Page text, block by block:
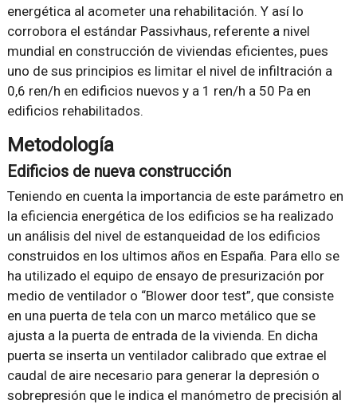
energética al acometer una rehabilitación. Y así lo
corrobora el estándar Passivhaus, referente a nivel
mundial en construcción de viviendas eficientes, pues
uno de sus principios es limitar el nivel de infiltración a
0,6 ren/h en edificios nuevos y a 1 ren/h a 50 Pa en
edificios rehabilitados.
Metodología
Edificios de nueva construcción
Teniendo en cuenta la importancia de este parámetro en
la eficiencia energética de los edificios se ha realizado
un análisis del nivel de estanqueidad de los edificios
construidos en los ultimos años en España. Para ello se
ha utilizado el equipo de ensayo de presurización por
medio de ventilador o “Blower door test”, que consiste
en una puerta de tela con un marco metálico que se
ajusta a la puerta de entrada de la vivienda. En dicha
puerta se inserta un ventilador calibrado que extrae el
caudal de aire necesario para generar la depresión o
sobrepresión que le indica el manómetro de precisión al